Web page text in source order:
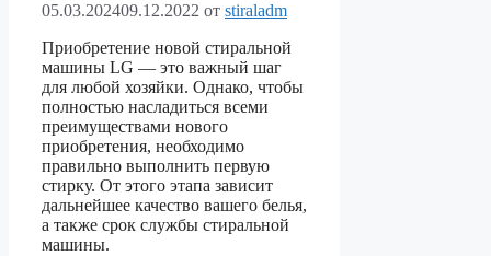
05.03.202409.12.2022 от stiraladm
Приобретение новой стиральной
машины LG — это важный шаг
для любой хозяйки. Однако, чтобы
полностью насладиться всеми
преимуществами нового
приобретения, необходимо
правильно выполнить первую
стирку. От этого этапа зависит
дальнейшее качество вашего белья,
а также срок службы стиральной
машины.